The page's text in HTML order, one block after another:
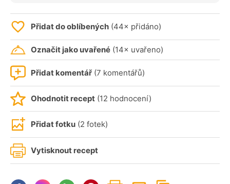
Přidat do oblíbených (44× přidáno)
Označit jako uvařené (14× uvařeno)
Přidat komentář (7 komentářů)
Ohodnotit recept (12 hodnocení)
Přidat fotku (2 fotek)
Vytisknout recept